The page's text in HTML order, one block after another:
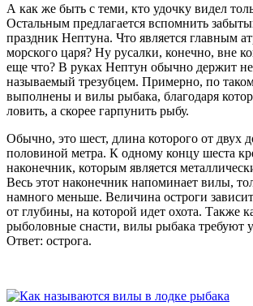
А как же быть с теми, кто удочку видел
Остальным предлагается вспомнить
праздник Нептуна. Что является главным
морского царя? Ну русалки, конечно, вне
еще что? В руках Нептун обычно держит
называемый трезубцем. Примерно, по
выполнены и вилы рыбака, благодаря
ловить, а скорее гарпунить рыбу.
Обычно, это шест, длина которого от двух
половиной метра. К одному концу шеста
наконечник, которым является
Весь этот наконечник напоминает вилы,
намного меньше. Величина остроги
от глубины, на которой идет охота. Также
рыболовные снасти, вилы рыбака требуют
Ответ: острога.